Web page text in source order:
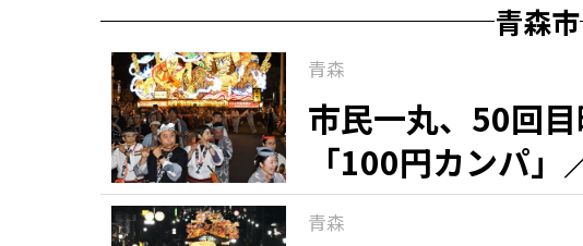
青森市
青森
市民一丸、50回
「100円カンパ
青森